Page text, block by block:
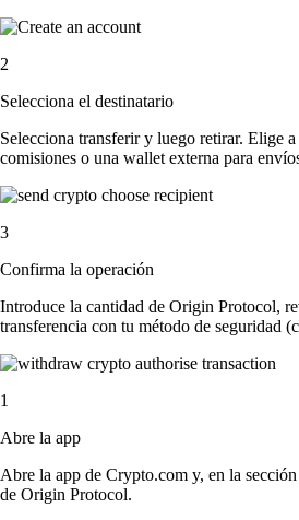
2
Selecciona el destinatario
Selecciona transferir y luego retirar. Elige
comisiones o una wallet externa para
3
Confirma la operación
Introduce la cantidad de Origin Protocol,
transferencia con tu método de seguridad
1
Abre la app
Abre la app de Crypto.com y, en la
de Origin Protocol.